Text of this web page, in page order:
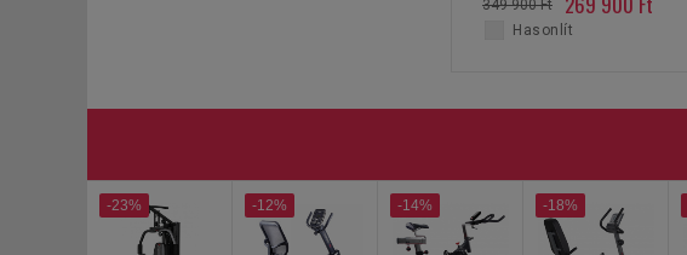
349 900 Ft
Hasonlít
-23% -12% -14% -18%